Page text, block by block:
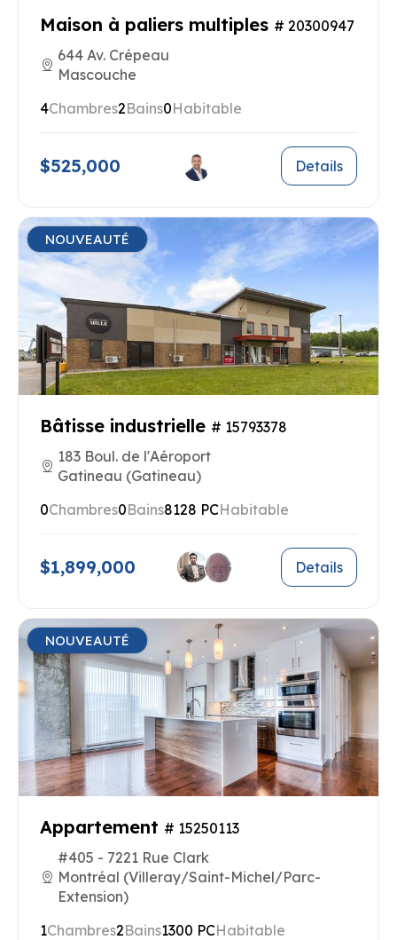
Maison à paliers multiples # 20300947
644 Av. Crépeau
Mascouche
4Chambres2Bains0Habitable
$525,000 Details
NOUVEAUTÉ
Bâtisse industrielle # 15793378
183 Boul. de l'Aéroport
Gatineau (Gatineau)
0Chambres0Bains8128 PCHabitable
$1,899,000 Details
NOUVEAUTÉ
Appartement # 15250113
#405 - 7221 Rue Clark
Montréal (Villeray/Saint-Michel/Parc-
Extension)
1Chambres2Bains1300 PCHabitable